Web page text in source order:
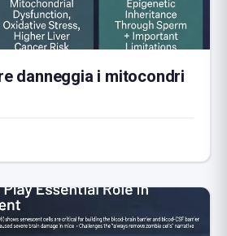
danneggia i mitocondri